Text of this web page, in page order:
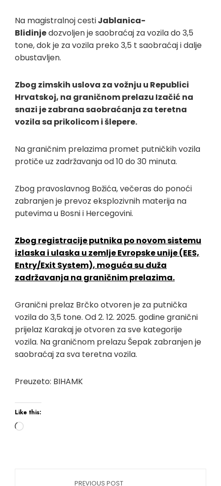
Na magistralnoj cestiJablanica-
Blidinjedozvoljen je saobraćaj za vozila do 3,5
tone, dok je za vozila preko 3,5 t saobraćaj i dalje
obustavljen.
Zbog zimskih uslova za vožnju u Republici
Hrvatskoj, na graničnom prelazu Izačić na
snazi je zabrana saobraćanja za teretna
vozila sa prikolicom i šlepere.
Na graničnim prelazima promet putničkih vozila
protiče uz zadržavanja od 10 do 30 minuta.
Zbog pravoslavnog Božića, večeras do ponoći
zabranjen je prevoz eksplozivnih materija na
putevima u Bosni i Hercegovini.
Zbog registracije putnika po novom sistemu
izlaska i ulaska u zemlje Evropske unije (EES,
Entry/Exit System), moguća su duža
zadržavanja na graničnim prelazima.
Granični prelaz Brčko otvoren je za putnička
vozila do 3,5 tone. Od 2. 12. 2025. godine granični
prijelaz Karakaj je otvoren za sve kategorije
vozila. Na graničnom prelazu Šepak zabranjen je
saobraćaj za sva teretna vozila.
Preuzeto: BIHAMK
Like this:
PREVIOUS POST